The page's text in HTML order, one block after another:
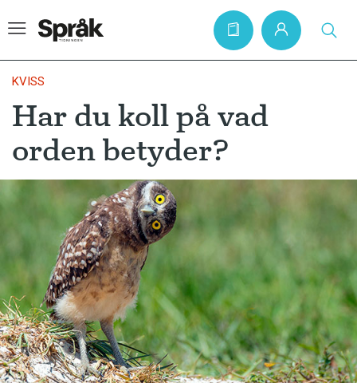
Hem
Artiklar
Krönikor
Språkfrågor
Skrivtips
Bokrecensioner
Kviss
Podden
Anmäl till språkpolisen
KVISS
Har du koll på vad
orden betyder?